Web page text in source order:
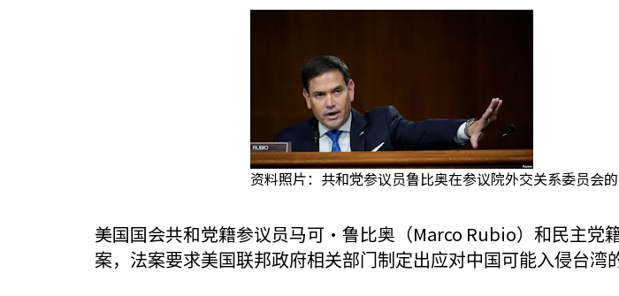
资料照片：共和党参议员鲁比奥在参议院外交关系委员会
美国国会共和党籍参议员马可·鲁比奥（Marco Rubio）和民主党
案，法案要求美国联邦政府相关部门制定出应对中国可能入侵台湾